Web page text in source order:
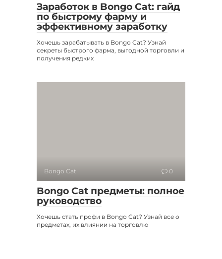
Заработок в Bongo Cat: гайд
по быстрому фарму и
эффективному заработку
Хочешь зарабатывать в Bongo Cat? Узнай
секреты быстрого фарма, выгодной торговли и
получения редких
Bongo Cat 0
Bongo Cat предметы: полное
руководство
Хочешь стать профи в Bongo Cat? Узнай все о
предметах, их влиянии на торговлю